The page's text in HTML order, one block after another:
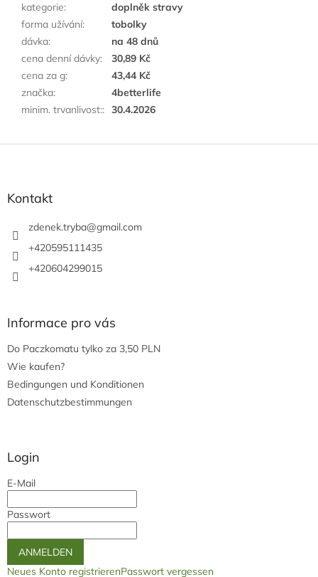
kategorie:
doplněk stravy
forma užívání:
tobolky
dávka:
na 48 dnů
cena denní dávky:
30,89 Kč
cena za g:
43,44 Kč
značka:
4betterlife
minim. trvanlivost:: 30.4.2026
Kontakt
zdenek.tryba@gmail.com
+420595111435
+420604299015
Informace pro vás
Do Paczkomatu tylko za 3,50 PLN
Wie kaufen?
Bedingungen und Konditionen
Datenschutzbestimmungen
Login
E-Mail
Passwort
ANMELDEN
Neues Konto registrierenPasswort vergessen